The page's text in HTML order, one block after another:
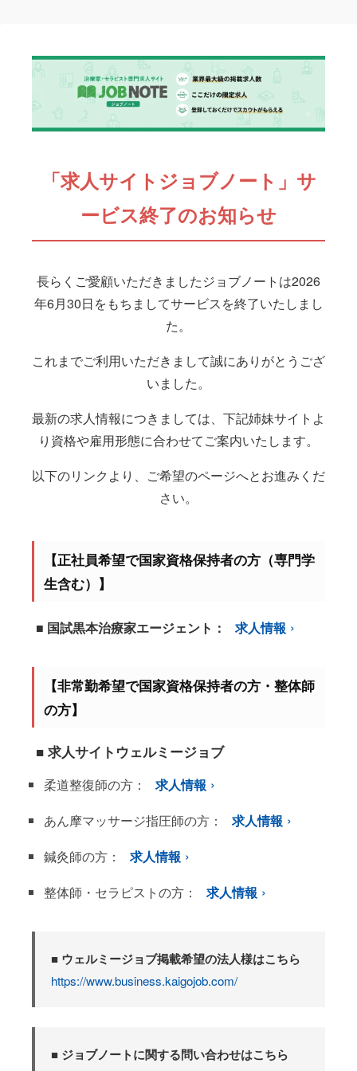
「求人サイトジョブノート」サ
ービス終了のお知らせ
長らくご愛顧いただきましたジョブノートは2026
年6月30日をもちましてサービスを終了いたしまし
た。
これまでご利用いただきまして誠にありがとうござ
いました。
最新の求人情報につきましては、下記姉妹サイトよ
り資格や雇用形態に合わせてご案内いたします。
以下のリンクより、ご希望のページへとお進みくだ
さい。
【正社員希望で国家資格保持者の方（専門学
生含む）】
■ 国試黒本治療家エージェント： 求人情報
【非常勤希望で国家資格保持者の方・整体師
の方】
■ 求人サイトウェルミージョブ
柔道整復師の方：
求人情報
あん摩マッサージ指圧師の方：
求人情報
鍼灸師の方：
求人情報
整体師・セラピストの方：
求人情報
■ ウェルミージョブ掲載希望の法人様はこちら
https://www.business.kaigojob.com/
■ ジョブノートに関する問い合わせはこちら